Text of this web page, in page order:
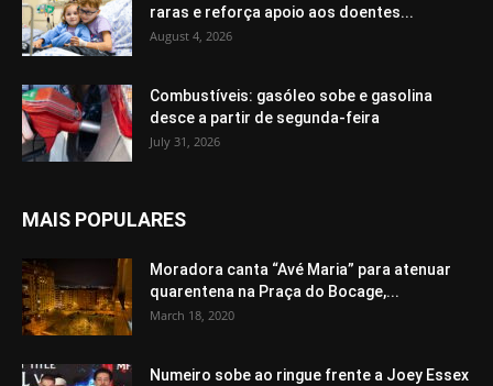
raras e reforça apoio aos doentes...
August 4, 2026
Combustíveis: gasóleo sobe e gasolina
desce a partir de segunda-feira
July 31, 2026
MAIS POPULARES
Moradora canta “Avé Maria” para atenuar
quarentena na Praça do Bocage,...
March 18, 2020
Numeiro sobe ao ringue frente a Joey Essex